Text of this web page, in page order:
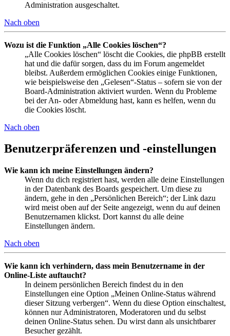
Administration ausgeschaltet.
Nach oben
Wozu ist die Funktion „Alle Cookies löschen“?
„Alle Cookies löschen“ löscht die Cookies, die phpBB erstellt
hat und die dafür sorgen, dass du im Forum angemeldet
bleibst. Außerdem ermöglichen Cookies einige Funktionen,
wie beispielsweise den „Gelesen“-Status – sofern sie von der
Board-Administration aktiviert wurden. Wenn du Probleme
bei der An- oder Abmeldung hast, kann es helfen, wenn du
die Cookies löscht.
Nach oben
Benutzerpräferenzen und -einstellungen
Wie kann ich meine Einstellungen ändern?
Wenn du dich registriert hast, werden alle deine Einstellungen
in der Datenbank des Boards gespeichert. Um diese zu
ändern, gehe in den „Persönlichen Bereich“; der Link dazu
wird meist oben auf der Seite angezeigt, wenn du auf deinen
Benutzernamen klickst. Dort kannst du alle deine
Einstellungen ändern.
Nach oben
Wie kann ich verhindern, dass mein Benutzername in der
Online-Liste auftaucht?
In deinem persönlichen Bereich findest du in den
Einstellungen eine Option „Meinen Online-Status während
dieser Sitzung verbergen“. Wenn du diese Option einschaltest,
können nur Administratoren, Moderatoren und du selbst
deinen Online-Status sehen. Du wirst dann als unsichtbarer
Besucher gezählt.